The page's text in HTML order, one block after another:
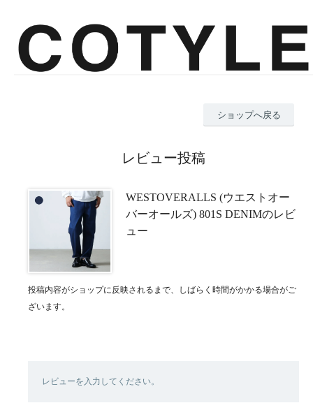
ショップへ戻る
レビュー投稿
WESTOVERALLS (ウエストオー
バーオールズ) 801S DENIMのレビ
ュー
投稿内容がショップに反映されるまで、しばらく時間がかかる場合がご
ざいます。
レビューを入力してください。